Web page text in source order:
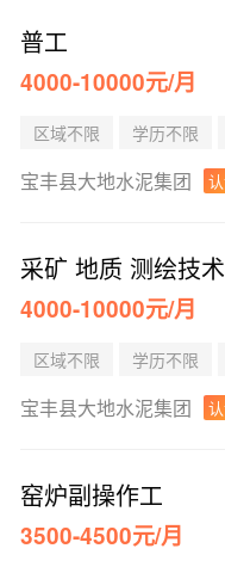
普工
4000-10000元/月
区域不限 学历不限
宝丰县大地水泥集团
采矿 地质 测绘技
4000-10000元/月
区域不限 学历不限
宝丰县大地水泥集团
窑炉副操作工
3500-4500元/月